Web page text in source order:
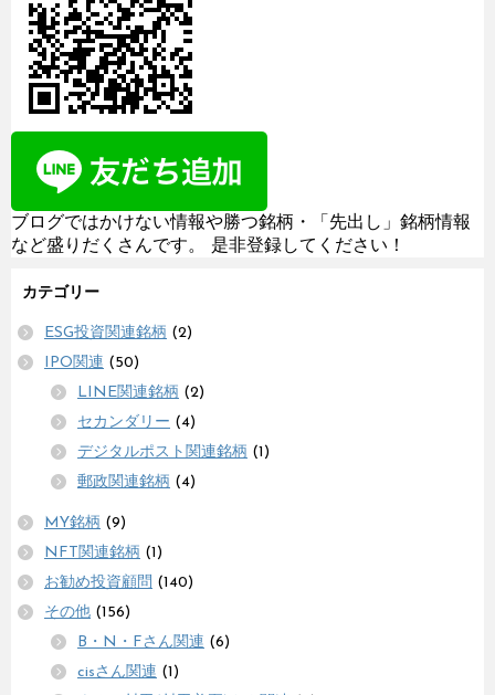
ブログではかけない情報や勝つ銘柄・「先出し」銘柄情報
など盛りだくさんです。 是非登録してください！
カテゴリー
ESG投資関連銘柄 (2)
IPO関連 (50)
LINE関連銘柄 (2)
セカンダリー (4)
デジタルポスト関連銘柄 (1)
郵政関連銘柄 (4)
MY銘柄 (9)
NFT関連銘柄 (1)
お勧め投資顧問 (140)
その他 (156)
B・N・Fさん関連 (6)
cisさん関連 (1)